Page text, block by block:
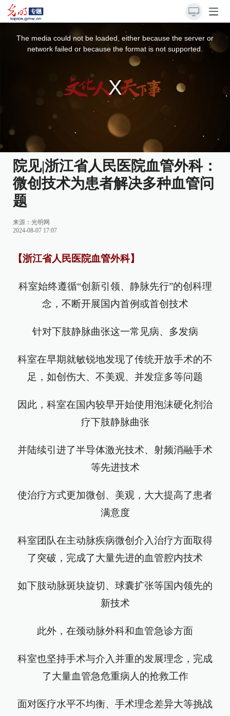
The media could not be loaded, either because the server or
network failed or because the format is not supported.
院见|浙江省人民医院血管外科：
微创技术为患者解决多种血管问
题
来源： 光明网
2024-08-07 17:07
【浙江省人民医院血管外科】
科室始终遵循“创新引领、静脉先行”的创科理
念，不断开展国内首例或首创技术
针对下肢静脉曲张这一常见病、多发病
科室在早期就敏锐地发现了传统开放手术的不
足，如创伤大、不美观、并发症多等问题
因此，科室在国内较早开始使用泡沫硬化剂治
疗下肢静脉曲张
并陆续引进了半导体激光技术、射频消融手术
等先进技术
使治疗方式更加微创、美观，大大提高了患者
满意度
科室团队在主动脉疾病微创介入治疗方面取得
了突破，完成了大量先进的血管腔内技术
如下肢动脉斑块旋切、球囊扩张等国内领先的
新技术
此外，在颈动脉外科和血管急诊方面
科室也坚持手术与介入并重的发展理念，完成
了大量血管急危重病人的抢救工作
面对医疗水平不均衡、手术理念差异大等挑战